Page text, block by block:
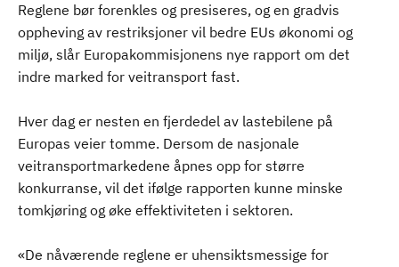
Reglene bør forenkles og presiseres, og en gradvis
oppheving av restriksjoner vil bedre EUs økonomi og
miljø, slår Europakommisjonens nye rapport om det
indre marked for veitransport fast.
Hver dag er nesten en fjerdedel av lastebilene på
Europas veier tomme. Dersom de nasjonale
veitransportmarkedene åpnes opp for større
konkurranse, vil det ifølge rapporten kunne minske
tomkjøring og øke effektiviteten i sektoren.
«De nåværende reglene er uhensiktsmessige for